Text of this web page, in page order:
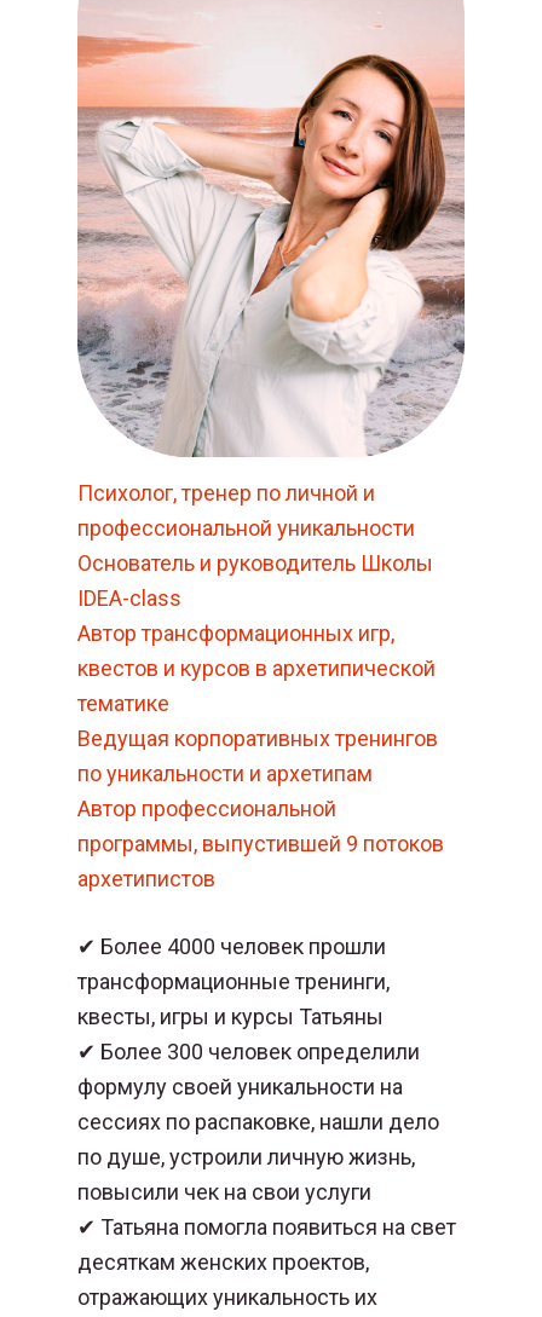
Психолог, тренер по личной и
профессиональной уникальности
Основатель и руководитель Школы
IDEA-class
Автор трансформационных игр,
квестов и курсов в архетипической
тематике
Ведущая корпоративных тренингов
по уникальности и архетипам
Автор профессиональной
программы, выпустившей 9 потоков
архетипистов
✔ Более 4000 человек прошли
трансформационные тренинги,
квесты, игры и курсы Татьяны
✔ Более 300 человек определили
формулу своей уникальности на
сессиях по распаковке, нашли дело
по душе, устроили личную жизнь,
повысили чек на свои услуги
✔ Татьяна помогла появиться на свет
десяткам женских проектов,
отражающих уникальность их